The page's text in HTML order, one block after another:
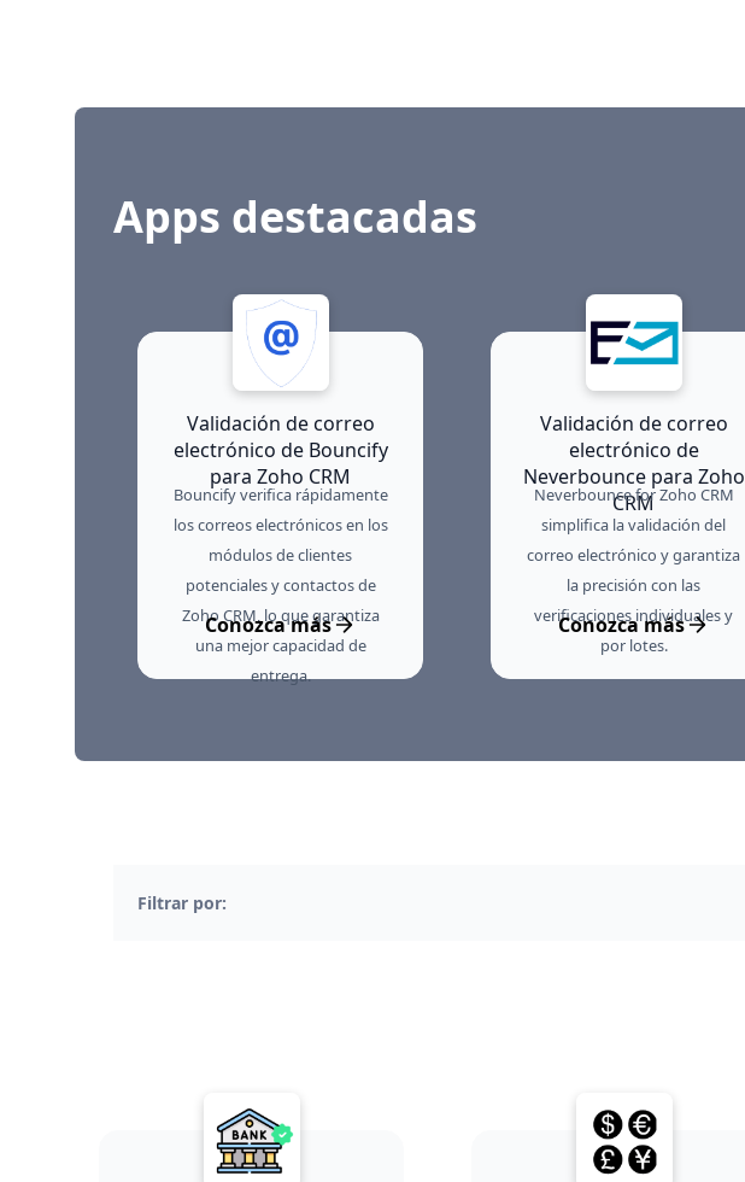
Apps destacadas
Validación de correo
electrónico de Bouncify
para Zoho CRM
Bouncify verifica rápidamente
los correos electrónicos en los
módulos de clientes
potenciales y contactos de
Zoho CRM, lo que garantiza
una mejor capacidad de
entrega.
Conozca más
Validación de correo
electrónico de
Neverbounce para Zoho
CRM
Neverbounce for Zoho CRM
simplifica la validación del
correo electrónico y garantiza
la precisión con las
verificaciones individuales y
por lotes.
Conozca más
Filtrar por: